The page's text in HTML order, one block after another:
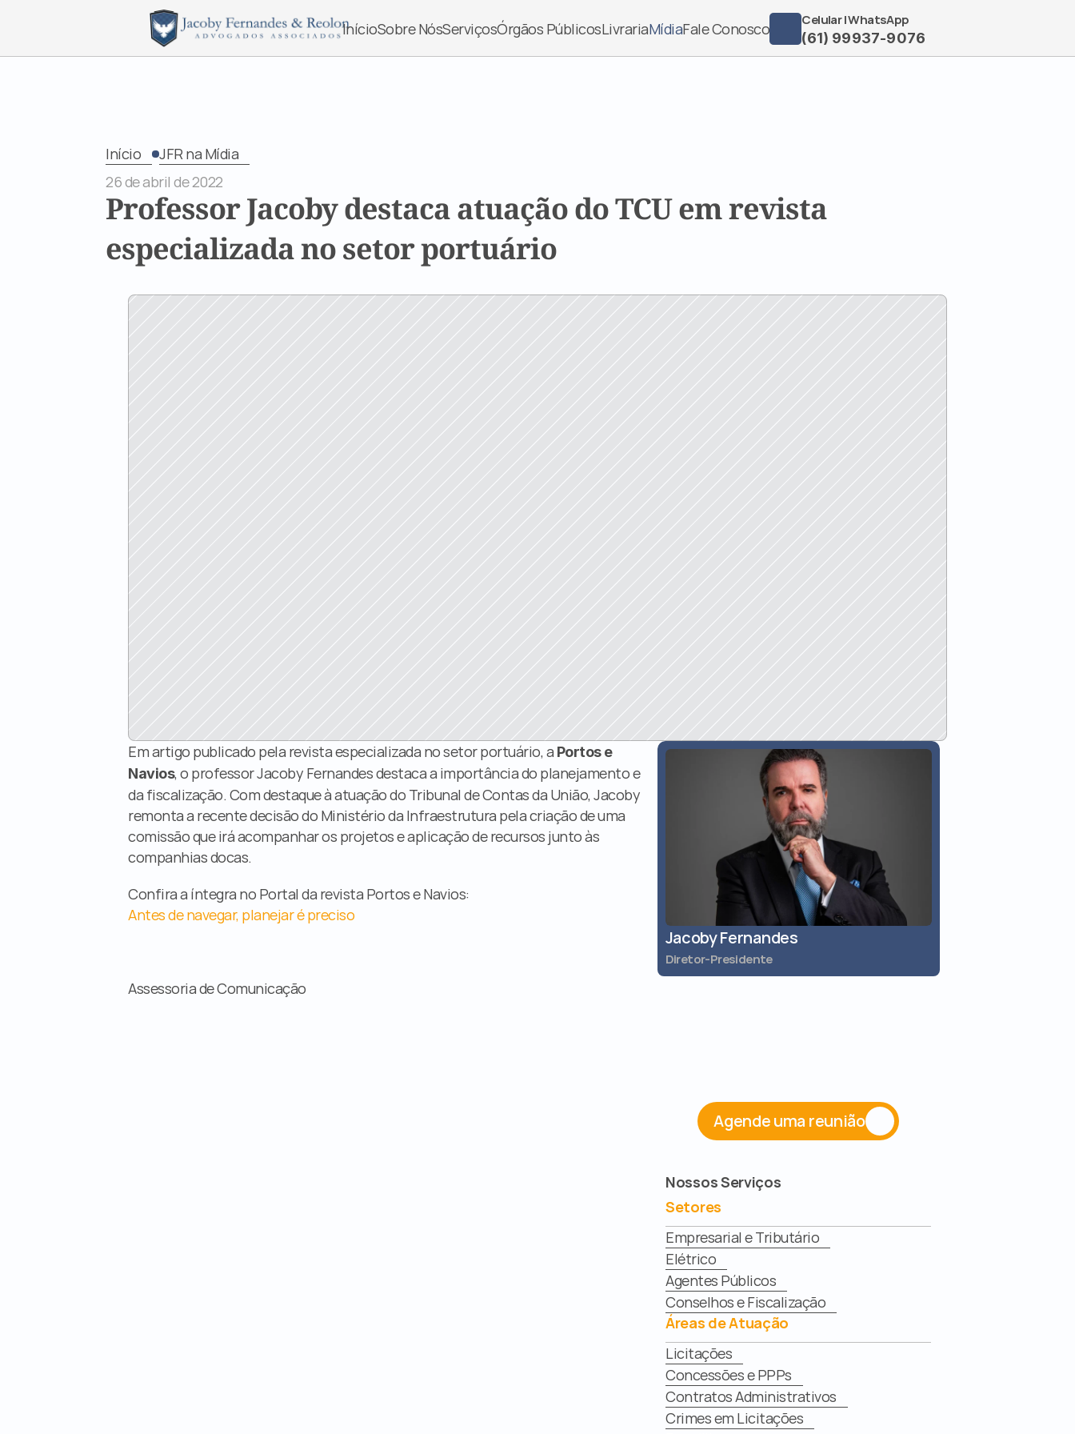
InícioSobre NósServiçosÓrgãos PúblicosLivrariaMídiaFale Conosco
Celular | WhatsApp
(61) 99937-9076
Início
JFR na Mídia
26 de abril de 2022
Professor Jacoby destaca atuação do TCU em revista
especializada no setor portuário
Em artigo publicado pela revista especializada no setor portuário, a Portos e
Navios, o professor Jacoby Fernandes destaca a importância do planejamento e
da fiscalização. Com destaque à atuação do Tribunal de Contas da União, Jacoby
remonta a recente decisão do Ministério da Infraestrutura pela criação de uma
comissão que irá acompanhar os projetos e aplicação de recursos junto às
companhias docas.
Confira a íntegra no Portal da revista Portos e Navios:
Antes de navegar, planejar é preciso
Assessoria de Comunicação
Jacoby Fernandes
Diretor-Presidente
Agende uma reunião
Nossos Serviços
Setores
Empresarial e Tributário
Elétrico
Agentes Públicos
Conselhos e Fiscalização
Áreas de Atuação
Licitações
Concessões e PPPs
Contratos Administrativos
Crimes em Licitações